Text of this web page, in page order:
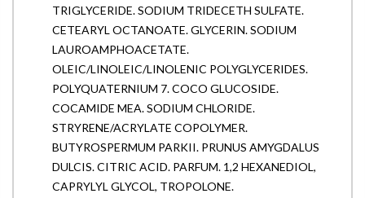
TRIGLYCERIDE. SODIUM TRIDECETH SULFATE.
CETEARYL OCTANOATE. GLYCERIN. SODIUM
LAUROAMPHOACETATE.
OLEIC/LINOLEIC/LINOLENIC POLYGLYCERIDES.
POLYQUATERNIUM 7. COCO GLUCOSIDE.
COCAMIDE MEA. SODIUM CHLORIDE.
STRYRENE/ACRYLATE COPOLYMER.
BUTYROSPERMUM PARKII. PRUNUS AMYGDALUS
DULCIS. CITRIC ACID. PARFUM. 1,2 HEXANEDIOL,
CAPRYLYL GLYCOL, TROPOLONE.